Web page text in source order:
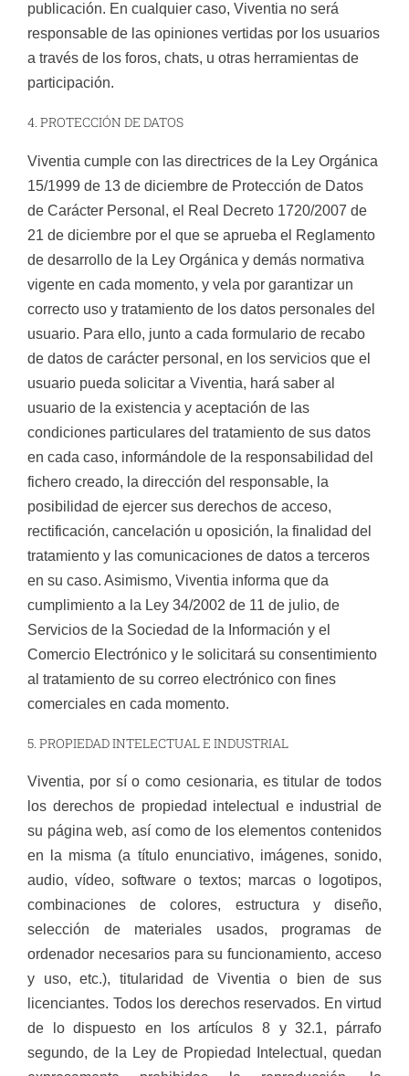
publicación. En cualquier caso, Viventia no será
responsable de las opiniones vertidas por los usuarios
a través de los foros, chats, u otras herramientas de
participación.
4. PROTECCIÓN DE DATOS
Viventia cumple con las directrices de la Ley Orgánica
15/1999 de 13 de diciembre de Protección de Datos
de Carácter Personal, el Real Decreto 1720/2007 de
21 de diciembre por el que se aprueba el Reglamento
de desarrollo de la Ley Orgánica y demás normativa
vigente en cada momento, y vela por garantizar un
correcto uso y tratamiento de los datos personales del
usuario. Para ello, junto a cada formulario de recabo
de datos de carácter personal, en los servicios que el
usuario pueda solicitar a Viventia, hará saber al
usuario de la existencia y aceptación de las
condiciones particulares del tratamiento de sus datos
en cada caso, informándole de la responsabilidad del
fichero creado, la dirección del responsable, la
posibilidad de ejercer sus derechos de acceso,
rectificación, cancelación u oposición, la finalidad del
tratamiento y las comunicaciones de datos a terceros
en su caso. Asimismo, Viventia informa que da
cumplimiento a la Ley 34/2002 de 11 de julio, de
Servicios de la Sociedad de la Información y el
Comercio Electrónico y le solicitará su consentimiento
al tratamiento de su correo electrónico con fines
comerciales en cada momento.
5. PROPIEDAD INTELECTUAL E INDUSTRIAL
Viventia, por sí o como cesionaria, es titular de todos
los derechos de propiedad intelectual e industrial de
su página web, así como de los elementos contenidos
en la misma (a título enunciativo, imágenes, sonido,
audio, vídeo, software o textos; marcas o logotipos,
combinaciones de colores, estructura y diseño,
selección de materiales usados, programas de
ordenador necesarios para su funcionamiento, acceso
y uso, etc.), titularidad de Viventia o bien de sus
licenciantes. Todos los derechos reservados. En virtud
de lo dispuesto en los artículos 8 y 32.1, párrafo
segundo, de la Ley de Propiedad Intelectual, quedan